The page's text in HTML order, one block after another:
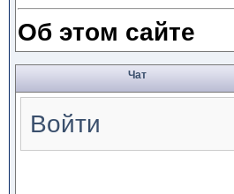
Об этом сайте
Чат
Войти